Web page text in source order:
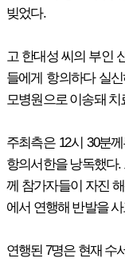
빚었다.
고 한대성 씨의 부인
들에게 항의하다 실
모병원으로 이송돼 치
주최측은 12시 30분
항의서한을 낭독했다.
께 참가자들이 자진
에서 연행해 반발을
연행된 7명은 현재 수